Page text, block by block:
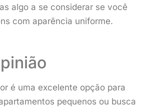
algo a se considerar se você
com aparência uniforme.
é uma excelente opção para
pequenos ou busca